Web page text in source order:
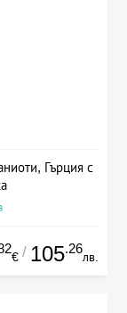
Гърция с
€ / 105.26
лв.